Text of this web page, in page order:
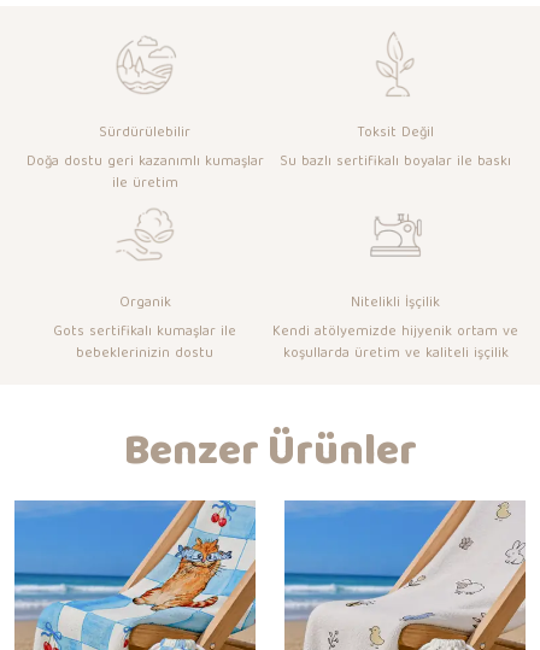
Sürdürülebilir
Doğa dostu geri kazanımlı kumaşlar
ile üretim
Toksit Değil
Su bazlı sertifikalı boyalar ile baskı
Organik
Gots sertifikalı kumaşlar ile
bebeklerinizin dostu
Nitelikli İşçilik
Kendi atölyemizde hijyenik ortam ve
koşullarda üretim ve kaliteli işçilik
Benzer Ürünler